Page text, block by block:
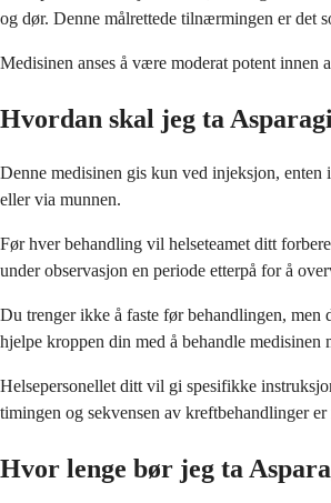
og dør. Denne målrettede tilnærmingen er det
Medisinen anses å være moderat potent innen
Hvordan skal jeg ta
Denne medisinen gis kun ved injeksjon,
eller via munnen.
Før hver behandling vil helseteamet ditt
under observasjon en periode etterpå for å
Du trenger ikke å faste før behandlingen,
hjelpe kroppen din med å behandle medisinen
Helsepersonellet ditt vil gi spesifikke
timingen og sekvensen av kreftbehandlinger
Hvor lenge bør jeg ta